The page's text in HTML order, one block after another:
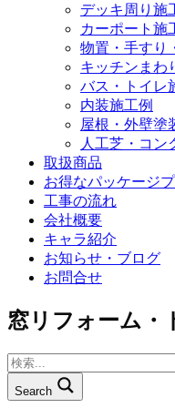
デッキ周り施
カーポート施
物置・手すり
キッチンまわ
バス・トイレ
内装施工例
屋根・外壁塗
人工芝・コン
取扱商品
お得なパッケージ
工事の流れ
会社概要
キャラ紹介
お知らせ・ブログ
お問合せ
窓リフォーム・
Search